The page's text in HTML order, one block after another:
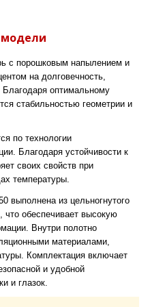
модели
с порошковым напылением и
на долговечность,
оптимальному
стабильностью геометрии и
по технологии
Благодаря устойчивости к
своих свойств при
температуры.
выполнена из цельногнутого
обеспечивает высокую
Внутри полотно
материалами,
Комплектация включает
и удобной
и глазок.